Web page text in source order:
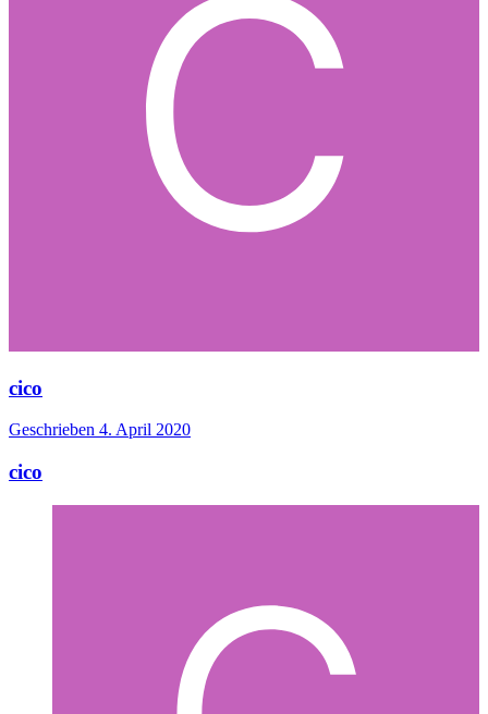
cico
Geschrieben 4. April 2020
cico